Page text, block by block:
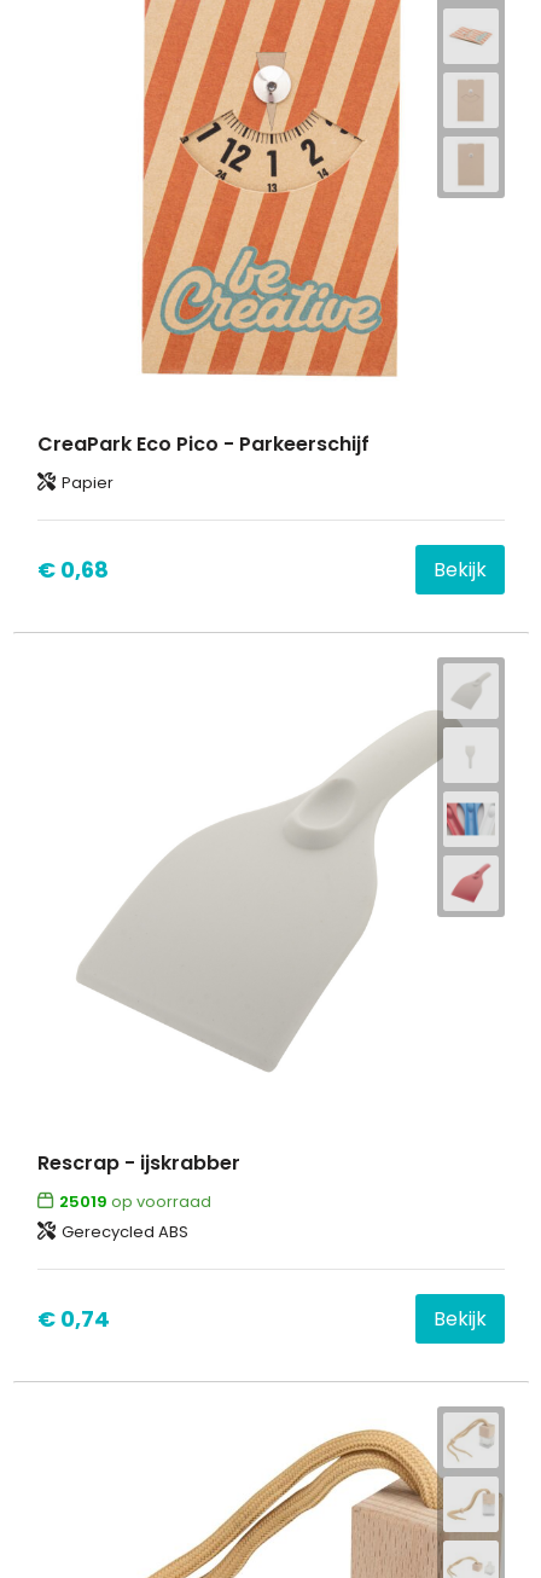
CreaPark Eco Pico - Parkeerschijf
Papier
€ 0,68 Bekijk
Rescrap - ijskrabber
25019 op voorraad
Gerecycled ABS
€ 0,74 Bekijk